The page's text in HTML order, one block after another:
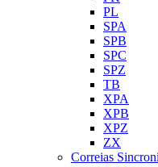
PL
SPA
SPB
SPC
SPZ
TB
XPA
XPB
XPZ
ZX
Correias